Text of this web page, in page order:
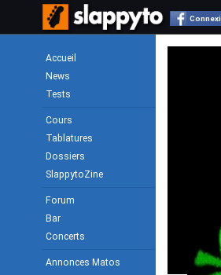
Accueil
News
Tests
Cours
Tablatures
Dossiers
SlappytoZine
Forum
Bar
Concerts
Annonces Matos